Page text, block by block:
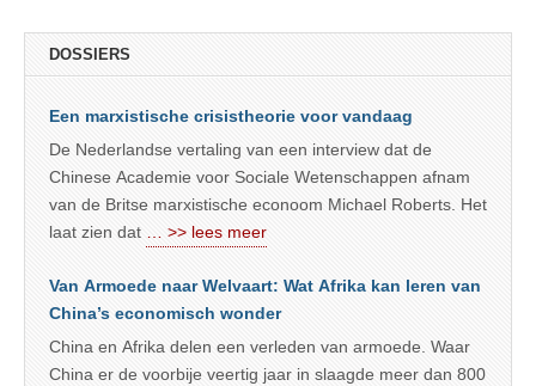
DOSSIERS
Een marxistische crisistheorie voor vandaag
De Nederlandse vertaling van een interview dat de
Chinese Academie voor Sociale Wetenschappen afnam
van de Britse marxistische econoom Michael Roberts. Het
laat zien dat … >> lees meer
Van Armoede naar Welvaart: Wat Afrika kan leren van
China’s economisch wonder
China en Afrika delen een verleden van armoede. Waar
China er de voorbije veertig jaar in slaagde meer dan 800